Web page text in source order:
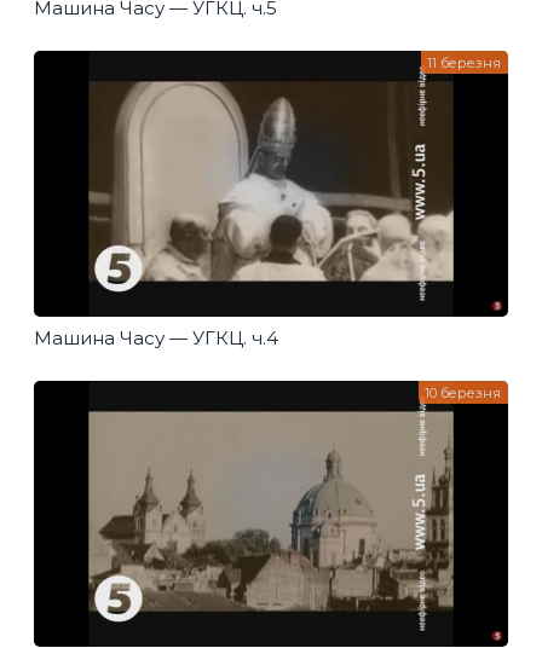
Машина Часу — УГКЦ. ч.5
Машина Часу — УГКЦ. ч.4
11 березня
10 березня